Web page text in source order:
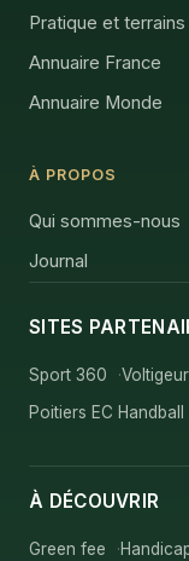
Pratique et terrains
Annuaire France
Annuaire Monde
À PROPOS
Qui sommes-nous
Journal
SITES
Sport 360
Poitiers EC Handball
À DÉCOUVRIR
Green fee